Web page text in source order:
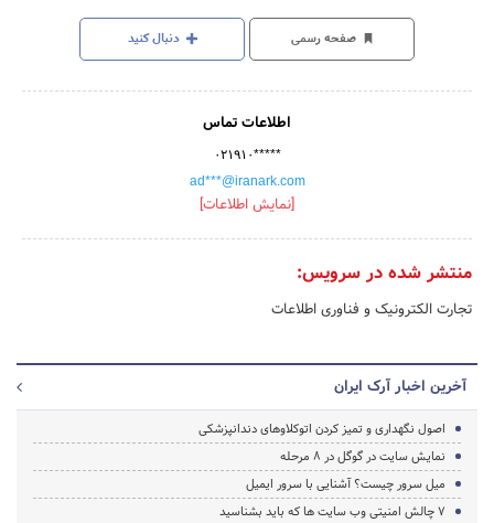
صفحه رسمی دنبال کنید
اطلاعات تماس
۰۲۱۹۱۰*****
ad***@iranark.com
[نمایش اطلاعات]
منتشر شده در سرویس:
تجارت الکترونیک و فناوری اطلاعات
آخرین اخبار آرک ایران
اصول نگهداری و تمیز کردن اتوکلاوهای دندانپزشکی
نمایش سایت در گوگل در ۸ مرحله
میل سرور چیست؟ آشنایی با سرور ایمیل
۷ چالش امنیتی وب سایت ها که باید بشناسید